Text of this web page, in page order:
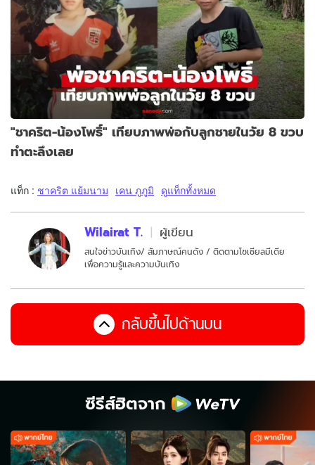
"ชาคริต-น้องโพธิ์" เทียบภาพพ่อกับลูกชายในวัย 8 ขวบ
ทำตะลึงเลย
แท็ก : ชาคริต แย้มนาม เคน ภูภูมิ ดูแท็กทั้งหมด
Wilairat T. ผู้เขียน
สนใจข่าวบันเทิง/ สัมภาษณ์คนดัง / ติดตามโซเชียลมีเดีย
เพื่อความรู้และความบันเทิง
กลับขึ้นไปด้านบน
ซีรีส์ฮิตจาก